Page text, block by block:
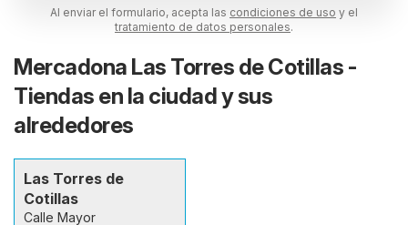
Al enviar el formulario, acepta las condiciones de uso y el
tratamiento de datos personales.
Mercadona Las Torres de Cotillas -
Tiendas en la ciudad y sus
alrededores
Las Torres de
Cotillas
Calle Mayor